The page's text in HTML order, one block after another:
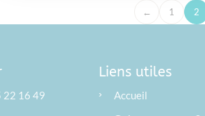
← 1 2
22 16 49
Liens utiles
› Accueil